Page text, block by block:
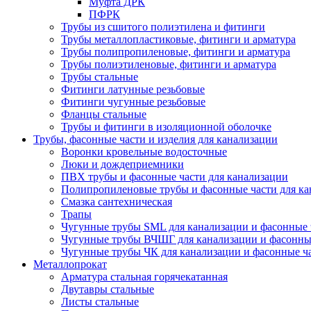
ПФРК
Трубы из сшитого полиэтилена и фитинги
Трубы металлопластиковые, фитинги и арматура
Трубы полипропиленовые, фитинги и арматура
Трубы полиэтиленовые, фитинги и арматура
Трубы стальные
Фитинги латунные резьбовые
Фитинги чугунные резьбовые
Фланцы стальные
Трубы и фитинги в изоляционной оболочке
Трубы, фасонные части и изделия для канализации
Воронки кровельные водосточные
Люки и дождеприемники
ПВХ трубы и фасонные части для канализации
Полипропиленовые трубы и фасонные части для
Смазка сантехническая
Трапы
Чугунные трубы SML для канализации и фасонные
Чугунные трубы ВЧШГ для канализации и
Чугунные трубы ЧК для канализации и фасонные
Металлопрокат
Арматура стальная горячекатанная
Двутавры стальные
Листы стальные